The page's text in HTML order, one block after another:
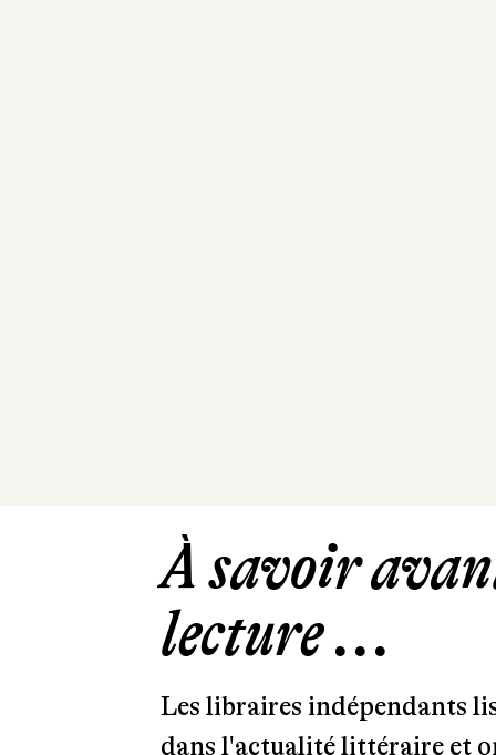
À savoir
lecture ...
Les libraires indépendants
dans l'actualité littéraire et